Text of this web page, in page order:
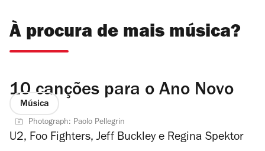
À procura de mais música?
10 canções para o Ano Novo
Música
Photograph: Paolo Pellegrin
U2, Foo Fighters, Jeff Buckley e Regina Spektor